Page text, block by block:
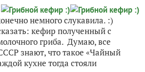
немного слукавила. :)
кефир полученный с
гриба. Думаю, все
знают, что такое «Чайный
кухне тогда стояли